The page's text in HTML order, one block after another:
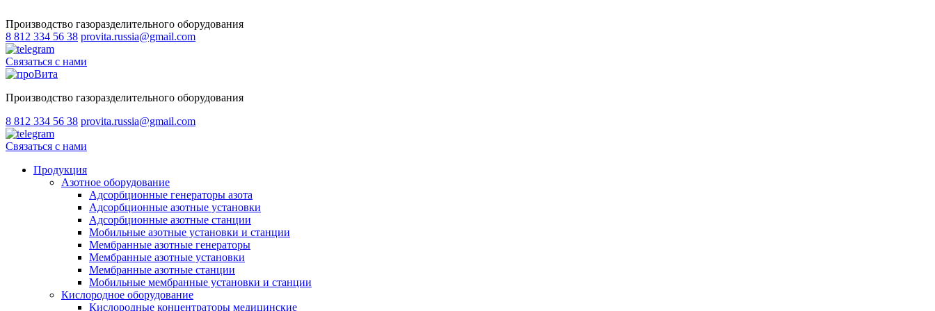
Производство газоразделительного оборудования
8 812 334 56 38 provita.russia@gmail.com
Связаться с нами
Производство газоразделительного оборудования
8 812 334 56 38 provita.russia@gmail.com
Связаться с нами
Продукция
Азотное оборудование
Адсорбционные генераторы азота
Адсорбционные азотные установки
Адсорбционные азотные станции
Мобильные азотные установки и станции
Мембранные азотные генераторы
Мембранные азотные установки
Мембранные азотные станции
Мобильные мембранные установки и станции
Кислородное оборудование
Кислородные концентраторы медицинские